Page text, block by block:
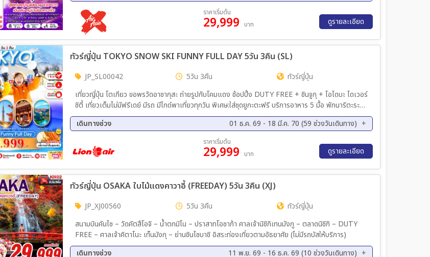
16 ต.ค. 69 - 20 ต.ค. 69
17 ต.ค. 69 - 21 ต.ค. 69
21 ต.ค. 69 - 25 ต.ค. 69
22 ต.ค. 69 - 26 ต.ค. 69
23 ต.ค. 69 - 27 ต.ค. 69
26 ต.ค. 69 - 30 ต.ค. 69
29 ต.ค. 69 - 02 พ.ย. 69
30 ต.ค. 69 - 03 พ.ย. 69
ราคาเริ่มต้น
29,999 บาท ดูรายละเอียด
ทัวร์ญี่ปุ่น TOKYO SNOW SKI FUNNY FULL DAY 5วัน 3คืน (SL)
JP_SL00042 5วัน 3คืน
ทัวร์ญี่ปุ่น
เที่ยวญี่ปุ่น โตเกียว ขอพรวัดอาซากุสะ ถ่ายรูปกับโคมแดง ช้อปปิ้ง DUTY FREE + ชินจูกุ + โอไดบะ ไดเวอร์
ซิตี้ เที่ยวเต็มไม่มีฟรีเดย์ มีรถ มีไกด์พาเที่ยวทุกวัน พิเศษ:ใส่ชุดยูกะตะฟรี บริการอาหาร 5 มื้อ พักนาริตะระดับ
3 ดาว 2 คืน + พักออนเซน 1 คืน
เดินทางช่วง
01 ธ.ค. 69 - 18 มี.ค. 70 (59 ช่วงวันเดินทาง)
02 ธ.ค. 69 - 06 ธ.ค. 69
05 ธ.ค. 69 - 09 ธ.ค. 69
06 ธ.ค. 69 - 10 ธ.ค. 69
08 ธ.ค. 69 - 12 ธ.ค. 69
15 ธ.ค. 69 - 19 ธ.ค. 69
16 ธ.ค. 69 - 20 ธ.ค. 69
17 ธ.ค. 69 - 21 ธ.ค. 69
19 ธ.ค. 69 - 23 ธ.ค. 69
20 ธ.ค. 69 - 24 ธ.ค. 69
23 ธ.ค. 69 - 27 ธ.ค. 69
05 ม.ค. 70 - 09 ม.ค. 70
06 ม.ค. 70 - 10 ม.ค. 70
07 ม.ค. 70 - 11 ม.ค. 70
10 ม.ค. 70 - 14 ม.ค. 70
12 ม.ค. 70 - 16 ม.ค. 70
13 ม.ค. 70 - 17 ม.ค. 70
14 ม.ค. 70 - 18 ม.ค. 70
16 ม.ค. 70 - 20 ม.ค. 70
17 ม.ค. 70 - 21 ม.ค. 70
19 ม.ค. 70 - 23 ม.ค. 70
20 ม.ค. 70 - 24 ม.ค. 70
21 ม.ค. 70 - 25 ม.ค. 70
23 ม.ค. 70 - 27 ม.ค. 70
ราคาเริ่มต้น
29,999 บาท ดูรายละเอียด
ทัวร์ญี่ปุ่น OSAKA ใบไม้แดงคาวาอี้ (FREEDAY) 5วัน 3คืน (XJ)
JP_XJ00560 5วัน 3คืน
ทัวร์ญี่ปุ่น
สนามบินคันไซ – วัดคัตสึโอจิ – น้ำตกมิโน – ปราสาทโอซาก้า ศาลเจ้านิชิกิเทนมังกู – ตลาดนิชิกิ – DUTY
FREE – ศาลเจ้าคิตาโนะ เท็นมังกุ – ย่านชินไซบาชิ อิสระท่องเที่ยวตามอัธยาศัย (ไม่มีรถบัสให้บริการ)
เดินทางช่วง
11 พ.ย. 69 - 16 ธ.ค. 69 (10 ช่วงวันเดินทาง)